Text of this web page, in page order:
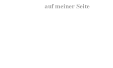
auf meiner Seite